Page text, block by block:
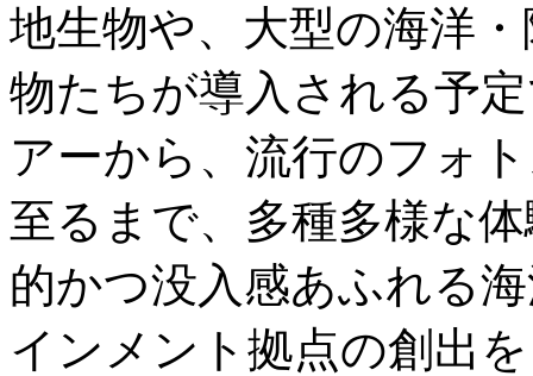
地生物や、大型の海洋
物たちが導入される予
アーから、流行のフォ
至るまで、多種多様な
的かつ没入感あふれる
インメント拠点の創出